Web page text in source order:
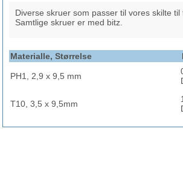
Diverse skruer som passer til vores skilte til
Samtlige skruer er med bitz.
Materialle, Størrelse
PH1, 2,9 x 9,5 mm
T10, 3,5 x 9,5mm